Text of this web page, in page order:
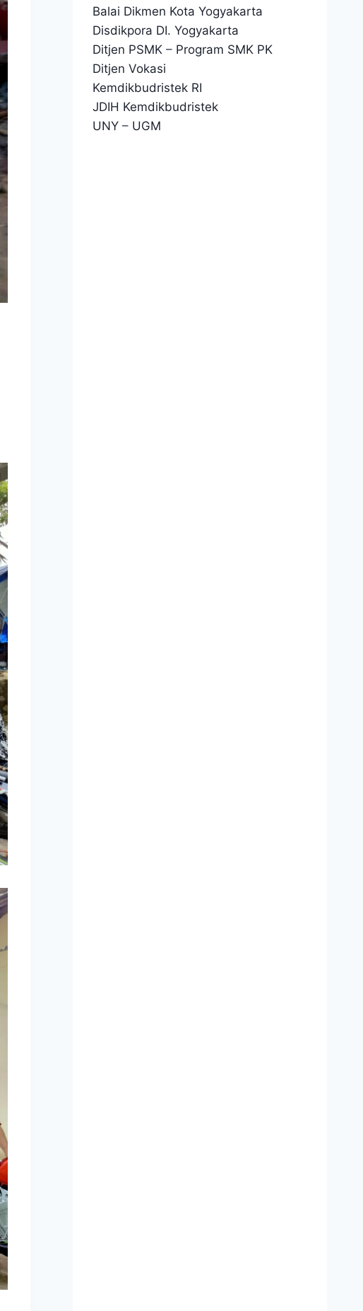
Balai Dikmen Kota Yogyakarta
Disdikpora DI. Yogyakarta
Ditjen PSMK– Program SMK PK
Ditjen Vokasi
Kemdikbudristek RI
JDIH Kemdikbudristek
UNY– UGM